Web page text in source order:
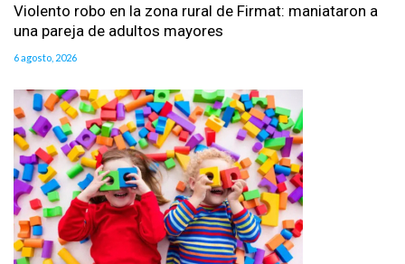
Violento robo en la zona rural de Firmat: maniataron a
una pareja de adultos mayores
6 agosto, 2026